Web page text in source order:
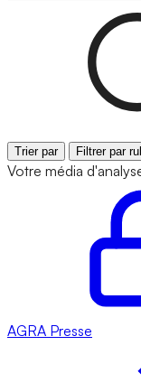
Trier par Filtrer par
Votre média
AGRA Presse